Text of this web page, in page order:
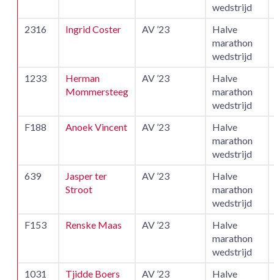
wedstrijd
2316
Ingrid Coster AV ’23
Halve
marathon
wedstrijd
1233
Herman
Mommersteeg
AV ’23
Halve
marathon
wedstrijd
F188
Anoek Vincent AV ’23
Halve
marathon
wedstrijd
639
Jasper ter
Stroot
AV ’23
Halve
marathon
wedstrijd
F153
Renske Maas AV ’23
Halve
marathon
wedstrijd
1031
Tjidde Boers AV ’23
Halve